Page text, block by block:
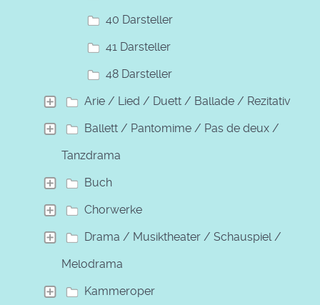
40 Darsteller
41 Darsteller
48 Darsteller
Arie / Lied / Duett / Ballade / Rezitativ
Ballett / Pantomime / Pas de deux /
Tanzdrama
Buch
Chorwerke
Drama / Musiktheater / Schauspiel /
Melodrama
Kammeroper